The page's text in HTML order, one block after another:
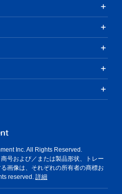
Inc. All Rights Reserved.
号および／または製品形状、トレー
画像は、それぞれの所有者の商標お
reserved. 詳細